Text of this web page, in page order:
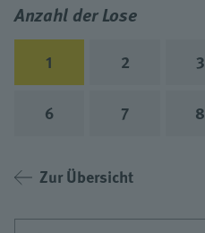
Anzahl der Lose
1 2 3
6 7 8
Zur Übersicht